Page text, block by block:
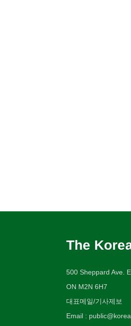
The
500 Sheppard Ave.
ON M2N 6H7
대표메일/기사제보
Email :